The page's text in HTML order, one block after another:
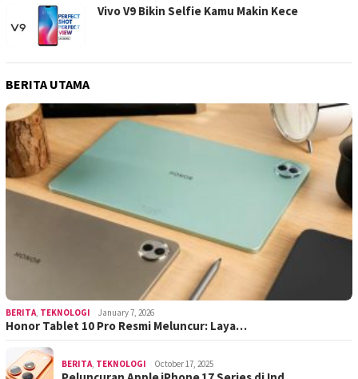
Vivo V9 Bikin Selfie Kamu Makin Kece
BERITA UTAMA
BERITA, TEKNOLOGI January 7, 2026
Honor Tablet 10 Pro Resmi Meluncur: Laya…
BERITA, TEKNOLOGI October 17, 2025